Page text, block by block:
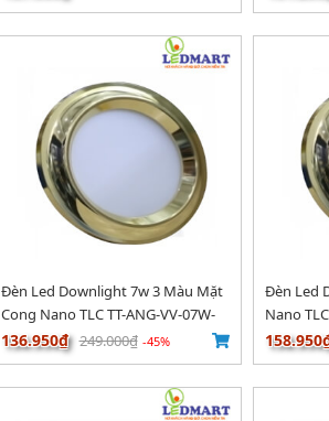
Đèn Led Downlight 7w 3 Màu Mặt
Cong Nano TLC TT-ANG-VV-07W-
03
136.950₫ 249.000₫ -45%
Đèn Led
Nano